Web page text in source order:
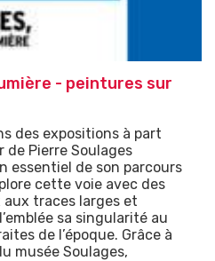
- peintures sur
des expositions à part
de Pierre Soulages
essentiel de son parcours
cette voie avec des
traces larges et
sa singularité au
de l’époque. Grâce à
musée Soulages,